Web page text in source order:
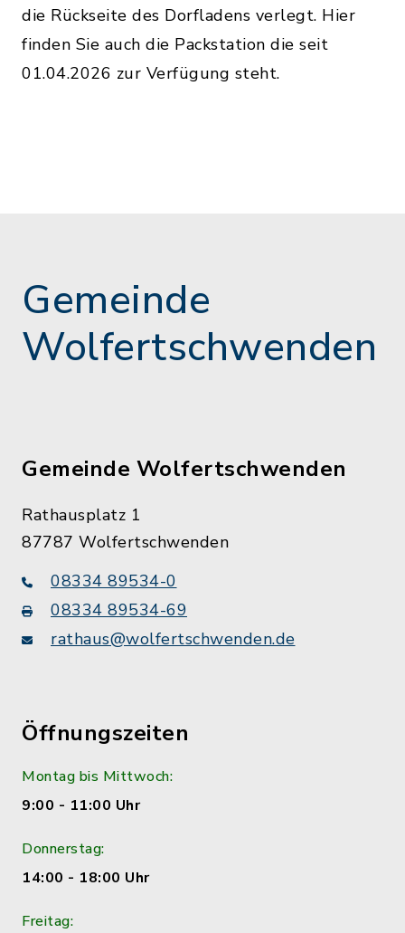
die Rückseite des Dorfladens verlegt. Hier
finden Sie auch die Packstation die seit
01.04.2026 zur Verfügung steht.
Gemeinde
Wolfertschwenden
Gemeinde Wolfertschwenden
Rathausplatz 1
87787 Wolfertschwenden
08334 89534-0
08334 89534-69
rathaus@wolfertschwenden.de
Öffnungszeiten
Montag bis Mittwoch:
9:00 - 11:00 Uhr
Donnerstag:
14:00 - 18:00 Uhr
Freitag: